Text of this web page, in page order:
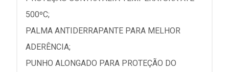
500ºC;
PALMA ANTIDERRAPANTE PARA MELHOR
ADERÊNCIA;
PUNHO ALONGADO PARA PROTEÇÃO DO